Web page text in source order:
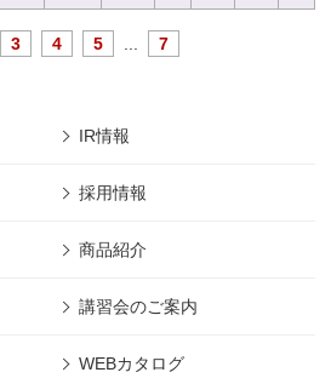
3 4 5 7
IR情報
採用情報
商品紹介
講習会のご案内
WEBカタログ